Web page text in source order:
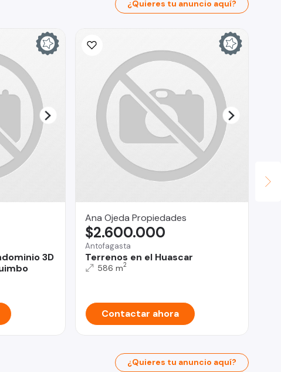
¿Quieres tu anuncio aquí?
3D
Ana Ojeda Propiedades
Antofagasta
Terrenos en el Huascar
$2.600.000
586 m2
Contactar ahora
¿Quieres tu anuncio aquí?